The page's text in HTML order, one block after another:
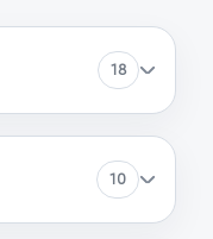
18
10